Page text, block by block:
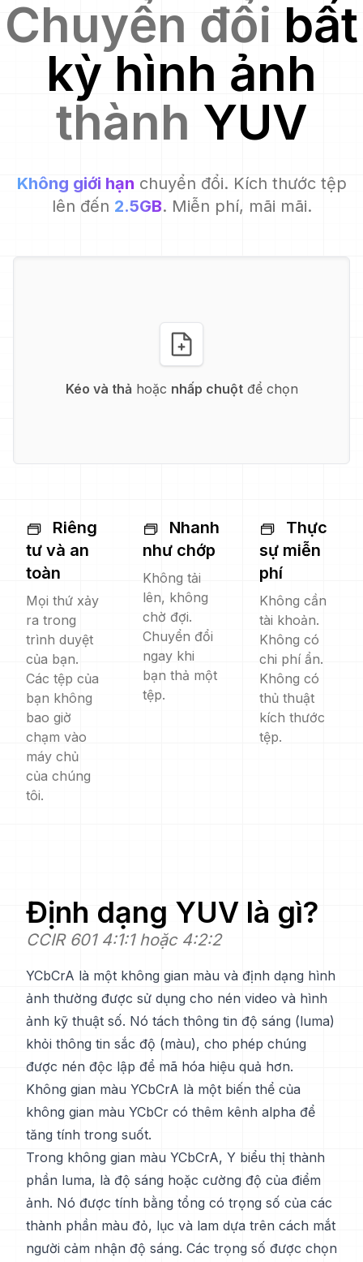
Chuyển đổi bất
kỳ hình ảnh
thành YUV
Không giới hạn chuyển đổi. Kích thước tệp
lên đến 2.5GB. Miễn phí, mãi mãi.
Kéo và thả hoặc nhấp chuộtđể chọn
Riêng
tư và an
toàn
Mọi thứ xảy
ra trong
trình duyệt
của bạn.
Các tệp của
bạn không
bao giờ
chạm vào
máy chủ
của chúng
tôi.
Nhanh
như chớp
Không tải
lên, không
chờ đợi.
Chuyển đổi
ngay khi
bạn thả một
tệp.
Thực
sự miễn
phí
Không cần
tài khoản.
Không có
chi phí ẩn.
Không có
thủ thuật
kích thước
tệp.
Định dạng YUV là gì?
CCIR 601 4:1:1 hoặc 4:2:2
YCbCrA là một không gian màu và định dạng hình
ảnh thường được sử dụng cho nén video và hình
ảnh kỹ thuật số. Nó tách thông tin độ sáng (luma)
khỏi thông tin sắc độ (màu), cho phép chúng
được nén độc lập để mã hóa hiệu quả hơn.
Không gian màu YCbCrA là một biến thể của
không gian màu YCbCr có thêm kênh alpha để
tăng tính trong suốt.
Trong không gian màu YCbCrA, Y biểu thị thành
phần luma, là độ sáng hoặc cường độ của điểm
ảnh. Nó được tính bằng tổng có trọng số của các
thành phần màu đỏ, lục và lam dựa trên cách mắt
người cảm nhận độ sáng. Các trọng số được chọn